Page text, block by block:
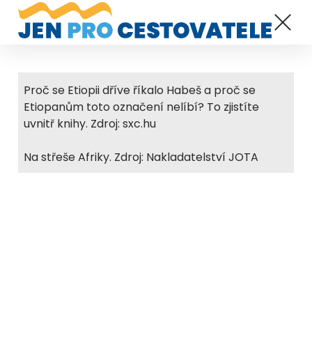
Proč se Etiopii dříve říkalo Habeš a proč se
Etiopanům toto označení nelíbí? To zjistíte
uvnitř knihy. Zdroj: sxc.hu
Na střeše Afriky. Zdroj: Nakladatelství JOTA